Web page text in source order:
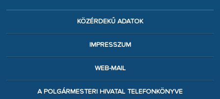
KÖZÉRDEKŰ ADATOK
IMPRESSZUM
WEB-MAIL
A POLGÁRMESTERI HIVATAL TELEFONKÖNYVE